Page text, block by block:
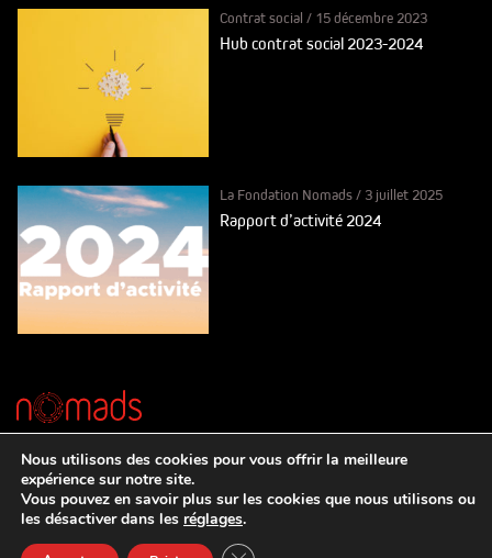
Contrat social / 15 décembre 2023
Hub contrat social 2023-2024
La Fondation Nomads/ 3 juillet 2025
Rapport d’activité 2024
Chemin Frank-Thomas 12, 1208 Genève
Nous utilisons des cookies pour vous offrir la meilleure
expérience sur notre site.
Vous pouvez en savoir plus sur les cookies que nous utilisons ou
les désactiver dans les réglages.